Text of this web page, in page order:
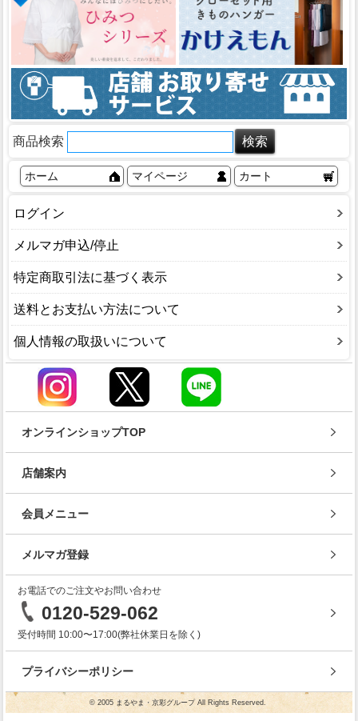
商品検索
ホーム マイページ カート
ログイン
メルマガ申込/停止
特定商取引法に基づく表示
送料とお支払い方法について
個人情報の取扱いについて
オンラインショップTOP
店舗案内
会員メニュー
メルマガ登録
お電話でのご注文やお問い合わせ
0120-529-062
受付時間 10:00〜17:00(弊社休業日を除く)
プライバシーポリシー
© 2005 まるやま・京彩グループ All Rights Reserved.